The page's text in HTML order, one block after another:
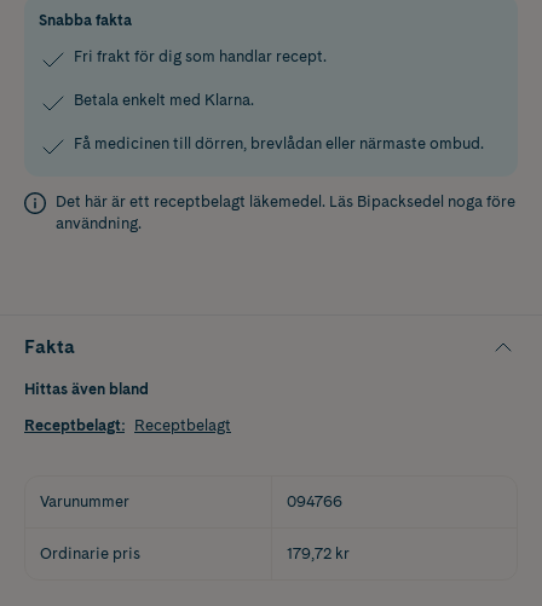
Snabba fakta
Fri frakt för dig som handlar recept.
Betala enkelt med Klarna.
Få medicinen till dörren, brevlådan eller närmaste ombud.
Det här är ett receptbelagt läkemedel. Läs Bipacksedel noga före
användning.
Fakta
Hittas även bland
Receptbelagt: Receptbelagt
Varunummer 094766
Ordinarie pris 179,72 kr